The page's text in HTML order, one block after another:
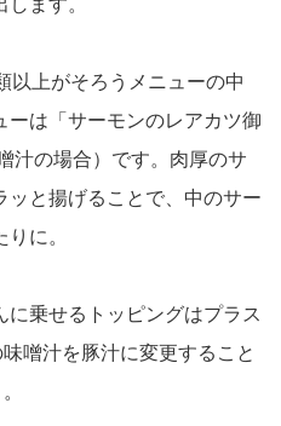
ます。
以上がそろうメニューの中
ーは「サーモンのレアカツ御
汁の場合）です。肉厚のサ
ッと揚げることで、中のサー
に。
に乗せるトッピングはプラス
噌汁を豚汁に変更すること